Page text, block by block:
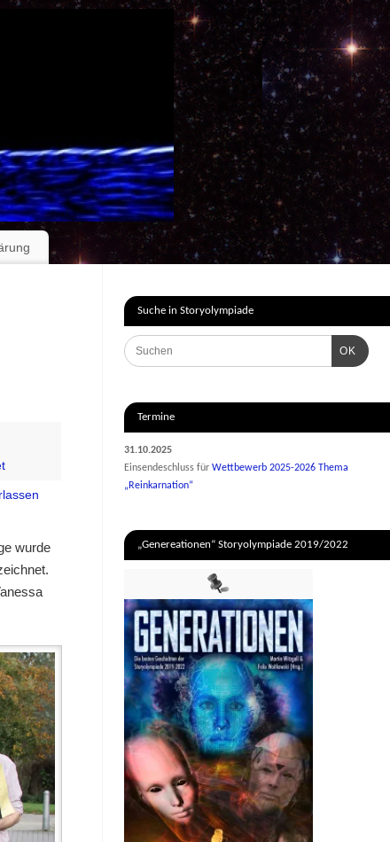
wurde
Suche in Storyolympiade
OK
Termine
31.10.2025
Einsendeschluss für Wettbewerb 2025-2026 Thema
„Reinkarnation“
„Genereationen“ Storyolympiade 2019/2022